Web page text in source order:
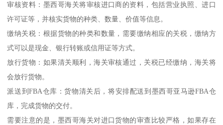
审核资料：墨西哥海关将审核进口商的资料，包括营业执照、进口
许可证等，并核实货物的种类、数量、价值等信息。
缴纳关税：根据货物的种类和数量，需要缴纳相应的关税，缴纳方
式可以是现金、银行转账或信用证等方式。
放行货物：如果清关顺利，海关审核通过，关税已经缴纳，海关将
会放行货物。
派送到FBA仓库：货物清关后，将安排配送到墨西哥亚马逊FBA仓
库，完成货物的交付。
需要注意的是，墨西哥海关对进口货物的审查比较严格，如果存在